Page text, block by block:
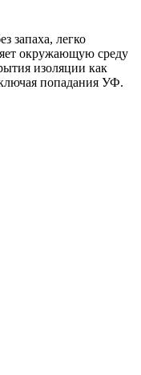
запаха, легко
окружающую среду
изоляции как
попадания УФ.